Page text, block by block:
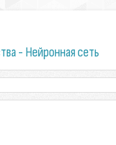
- Нейронная сеть